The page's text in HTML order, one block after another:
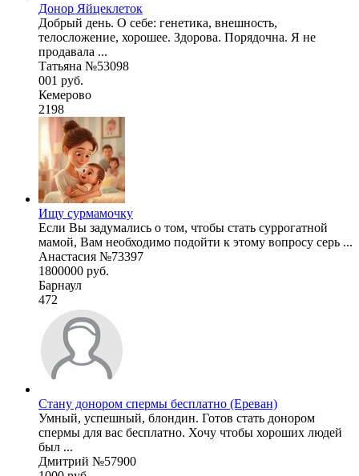
Донор Яйцеклеток
Добрый день. О себе: генетика, внешность,
телосложение, хорошее. Здорова. Порядочна. Я не
продавала ...
Татьяна №53098
001 руб.
Кемерово
2198
Ищу сурмамочку
Если Вы задумались о том, чтобы стать суррогатной
мамой, Вам необходимо подойти к этому вопросу серь ...
Анастасия №73397
1800000 руб.
Барнаул
472
Стану донором спермы бесплатно (Ереван)
Умный, успешный, блондин. Готов стать донором
спермы для вас бесплатно. Хочу чтобы хороших людей
был ...
Дмитрий №57900